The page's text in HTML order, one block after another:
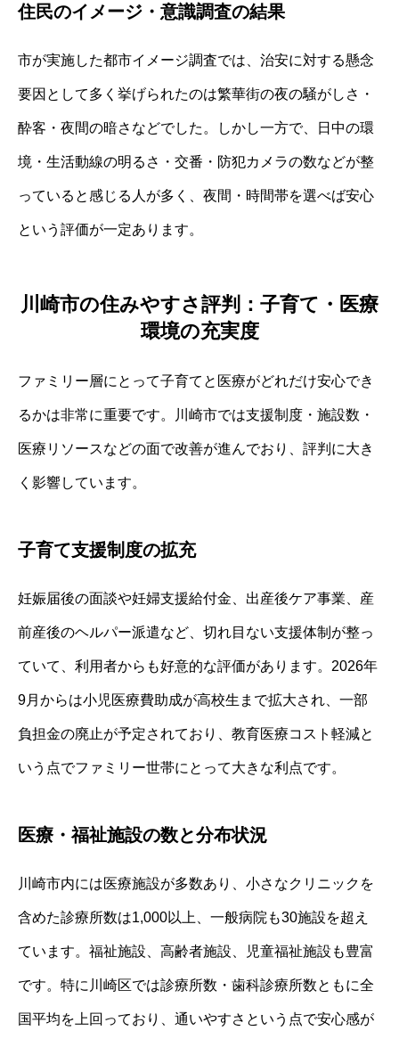
住民のイメージ・意識調査の結果
市が実施した都市イメージ調査では、治安に対する懸念
要因として多く挙げられたのは繁華街の夜の騒がしさ・
酔客・夜間の暗さなどでした。しかし一方で、日中の環
境・生活動線の明るさ・交番・防犯カメラの数などが整
っていると感じる人が多く、夜間・時間帯を選べば安心
という評価が一定あります。
川崎市の住みやすさ評判：子育て・医療
環境の充実度
ファミリー層にとって子育てと医療がどれだけ安心でき
るかは非常に重要です。川崎市では支援制度・施設数・
医療リソースなどの面で改善が進んでおり、評判に大き
く影響しています。
子育て支援制度の拡充
妊娠届後の面談や妊婦支援給付金、出産後ケア事業、産
前産後のヘルパー派遣など、切れ目ない支援体制が整っ
ていて、利用者からも好意的な評価があります。2026年
9月からは小児医療費助成が高校生まで拡大され、一部
負担金の廃止が予定されており、教育医療コスト軽減と
いう点でファミリー世帯にとって大きな利点です。
医療・福祉施設の数と分布状況
川崎市内には医療施設が多数あり、小さなクリニックを
含めた診療所数は1,000以上、一般病院も30施設を超え
ています。福祉施設、高齢者施設、児童福祉施設も豊富
です。特に川崎区では診療所数・歯科診療所数ともに全
国平均を上回っており、通いやすさという点で安心感が